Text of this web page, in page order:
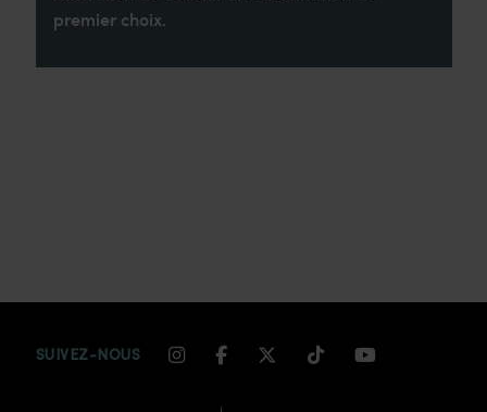
premier choix.
SUIVEZ-NOUS INSTAGRAM CHANNEL LINK
FACEBOOK CHANNEL LINK
TWITTER CHANNEL
TIKTOKYOUTUBE